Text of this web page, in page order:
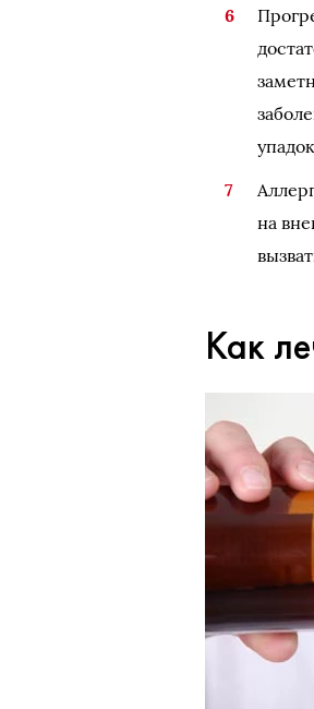
на
Как